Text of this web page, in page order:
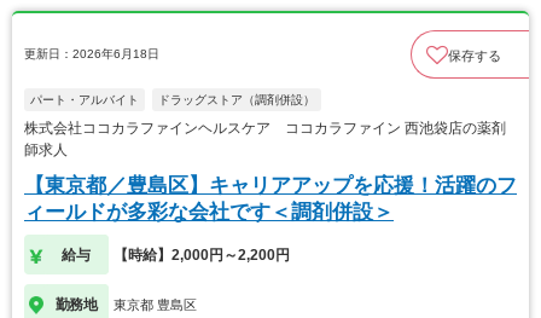
更新日：2026年6月18日 保存する
パート・アルバイト ドラッグストア（調剤併設）
株式会社ココカラファインヘルスケア ココカラファイン 西池袋店の薬剤
師求人
【東京都／豊島区】キャリアアップを応援！活躍のフ
ィールドが多彩な会社です＜調剤併設＞
給与 【時給】2,000円～2,200円
勤務地 東京都 豊島区